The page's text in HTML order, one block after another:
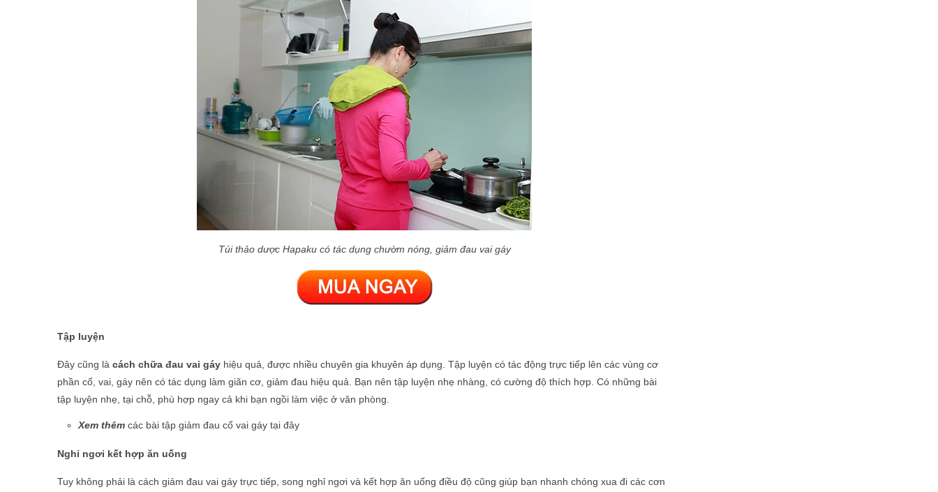
Túi thảo dược Hapaku có tác dụng chườm nóng, giảm đau vai gáy
Tập luyện
Đây cũng là cách chữa đau vai gáy hiệu quả, được nhiều chuyên gia khuyên áp dụng. Tập luyện có tác động trực tiếp lên các vùng cơ
phần cổ, vai, gáy nên có tác dụng làm giãn cơ, giảm đau hiệu quả. Bạn nên tập luyện nhẹ nhàng, có cường độ thích hợp. Có những bài
tập luyện nhẹ, tại chỗ, phù hợp ngay cả khi bạn ngồi làm việc ở văn phòng.
Xem thêm các bài tập giảm đau cổ vai gáy tại đây
Nghỉ ngơi kết hợp ăn uống
Tuy không phải là cách giảm đau vai gáy trực tiếp, song nghỉ ngơi và kết hợp ăn uống điều độ cũng giúp bạn nhanh chóng xua đi các cơn